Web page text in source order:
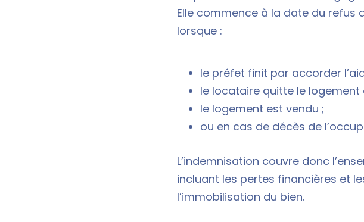
Elle commence à la date du refus
lorsque :
le préfet finit par accorder
le locataire quitte le logement
le logement est vendu ;
ou en cas de décès de
L’indemnisation couvre donc
incluant les pertes financières et
l’immobilisation du bien.